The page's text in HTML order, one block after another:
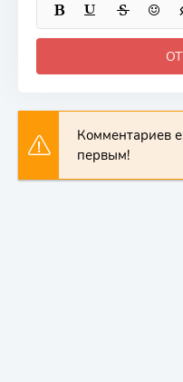
Комментариев
первым!